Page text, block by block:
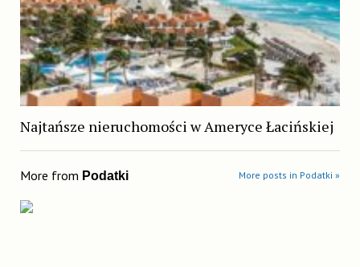
Najtańsze nieruchomości w Ameryce Łacińskiej
More from Podatki More posts in Podatki »